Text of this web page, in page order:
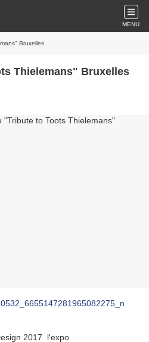
MENU
Bruxelles
Thielemans" Bruxelles
2017 l'expo